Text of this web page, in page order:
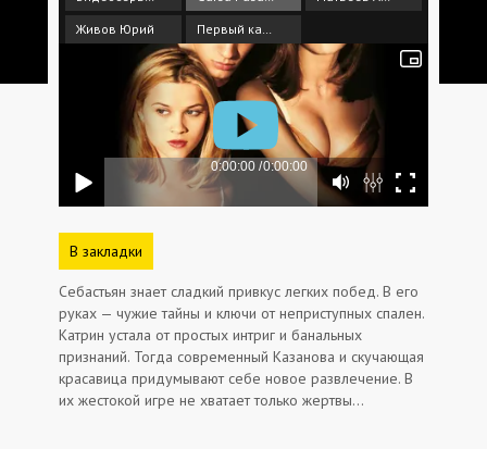
Живов Юрий
В закладки
Себастьян знает сладкий привкус легких побед. В его
руках — чужие тайны и ключи от неприступных спален.
Катрин устала от простых интриг и банальных
признаний. Тогда современный Казанова и скучающая
красавица придумывают себе новое развлечение. В
их жестокой игре не хватает только жертвы…